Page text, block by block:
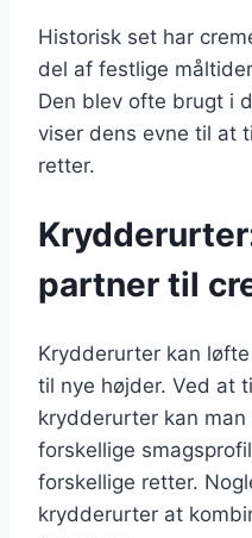
Historisk set har
del af festlige
Den blev ofte brugt i
viser dens evne til at
retter.
partner til
Krydderurter kan
til nye højder. Ved at
krydderurter kan
forskellige
forskellige retter.
krydderurter at